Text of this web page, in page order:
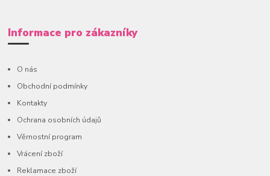
Informace pro zákazníky
O nás
Obchodní podmínky
Kontakty
Ochrana osobních údajů
Věrnostní program
Vrácení zboží
Reklamace zboží